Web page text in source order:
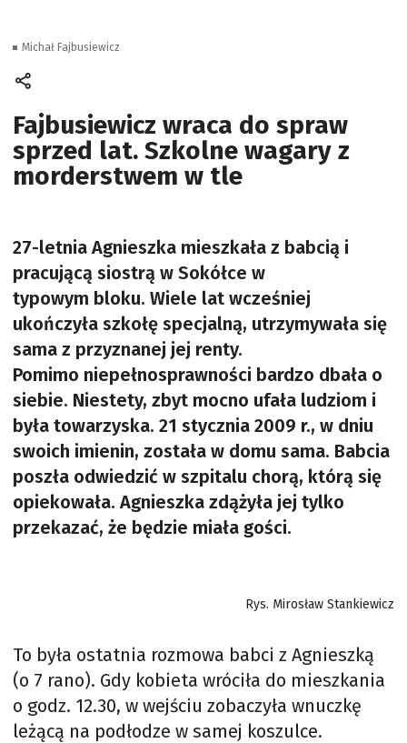
Fajbusiewicz wraca do spraw
sprzed lat. Szkolne wagary z
morderstwem w tle
27-letnia Agnieszka mieszkała z babcią i
pracującą siostrą w Sokółce w
typowym bloku. Wiele lat wcześniej
ukończyła szkołę specjalną, utrzymywała się
sama z przyznanej jej renty.
Pomimo niepełnosprawności bardzo dbała o
siebie. Niestety, zbyt mocno ufała ludziom i
była towarzyska. 21 stycznia 2009 r., w dniu
swoich imienin, została w domu sama. Babcia
poszła odwiedzić w szpitalu chorą, którą się
opiekowała. Agnieszka zdążyła jej tylko
przekazać, że będzie miała gości.
Rys. Mirosław Stankiewicz
To była ostatnia rozmowa babci z Agnieszką
(o 7 rano). Gdy kobieta wróciła do mieszkania
o godz. 12.30, w wejściu zobaczyła wnuczkę
leżącą na podłodze w samej koszulce.
Michał Fajbusiewicz